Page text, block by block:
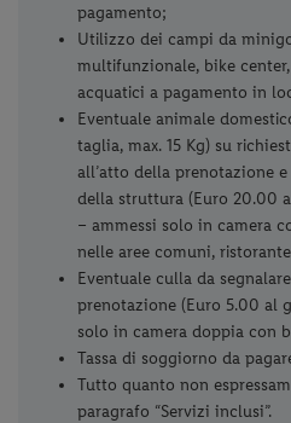
pagamento;
Utilizzo dei campi da
multifunzionale, bike
acquatici a pagamento in
Eventuale animale
taglia, max. 15 Kg) su
all’atto della prenotazione
della struttura (Euro 20.00
– ammessi solo in camera
nelle aree comuni,
Eventuale culla da
prenotazione (Euro 5.00 al
solo in camera doppia con
Tassa di soggiorno da
Tutto quanto non
paragrafo “Servizi inclusi”.